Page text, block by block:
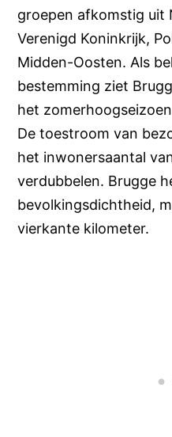
groepen afkomstig uit
Verenigd Koninkrijk,
Midden-Oosten. Als
bestemming ziet
het
De toestroom van
het inwonersaantal
verdubbelen. Brugge
bevolkingsdichtheid,
vierkante kilometer.